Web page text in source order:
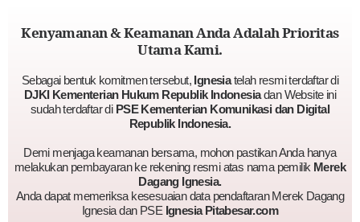
Kenyamanan & Keamanan Anda Adalah Prioritas
Utama Kami.
Sebagai bentuk komitmen tersebut, Ignesiatelah resmi terdaftar di
DJKI Kementerian Hukum Republik Indonesiadan Website ini
sudah terdaftar di PSE Kementerian Komunikasi dan Digital
Republik Indonesia.
Demi menjaga keamanan bersama, mohon pastikan Anda hanya
melakukan pembayaran ke rekening resmi atas nama pemilik Merek
Dagang Ignesia.
Anda dapat memeriksa kesesuaian data pendaftaran Merek Dagang
Ignesia dan PSE Ignesia Pitabesar.com